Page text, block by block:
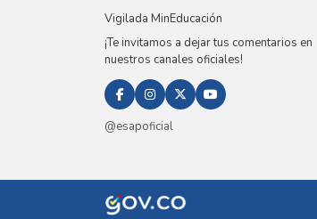
Vigilada MinEducación
¡Te invitamos a dejar tus comentarios en
nuestros canales oficiales!
@esapoficial